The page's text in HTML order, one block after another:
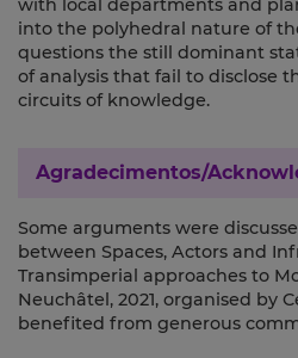
with local departments and
into the polyhedral nature of
questions the still dominant
of analysis that fail to disclose
circuits of knowledge.
Agradecimentos/
Some arguments were
between Spaces, Actors and
Transimperial approaches to
Neuchâtel, 2021, organised by
benefited from generous